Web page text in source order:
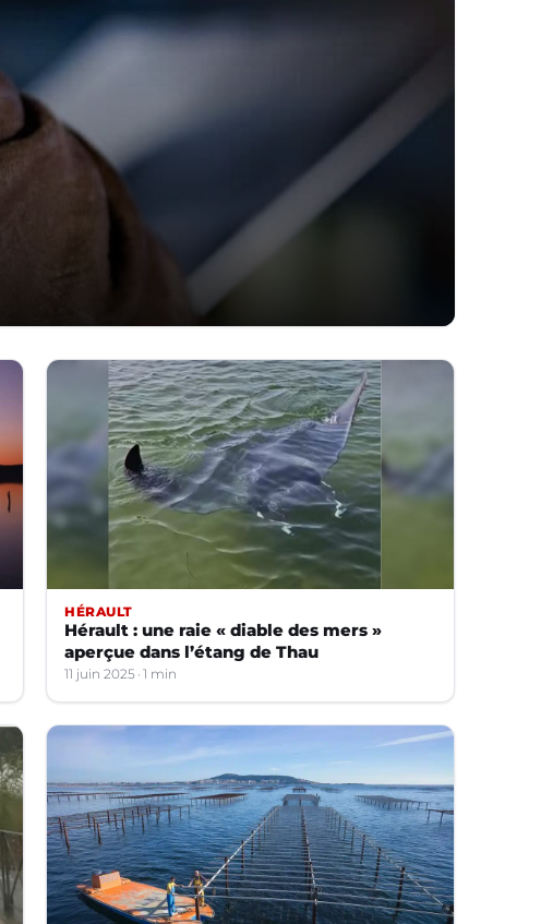
HÉRAULT
Hérault : une raie « diable des mers »
aperçue dans l’étang de Thau
11 juin 2025 1 min